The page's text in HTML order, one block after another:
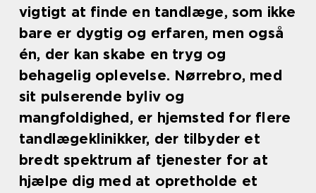
vigtigt at finde en tandlæge, som ikke
bare er dygtig og erfaren, men også
én, der kan skabe en tryg og
behagelig oplevelse. Nørrebro, med
sit pulserende byliv og
mangfoldighed, er hjemsted for flere
tandlægeklinikker, der tilbyder et
bredt spektrum af tjenester for at
hjælpe dig med at opretholde et